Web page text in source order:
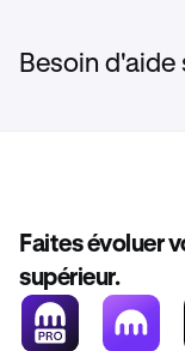
Besoin
Faites évoluer
supérieur.